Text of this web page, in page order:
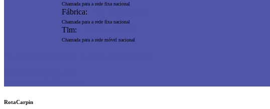
Chamada para a rede fixa nacional
Fábrica:
Chamada para a rede fixa nacional
Tlm:
Chamada para a rede móvel nacional
RotaCarpin